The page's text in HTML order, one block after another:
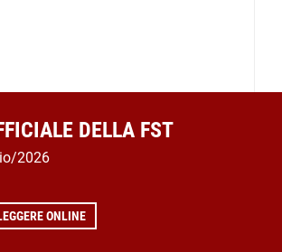
DELLA FST
2026
ONLINE